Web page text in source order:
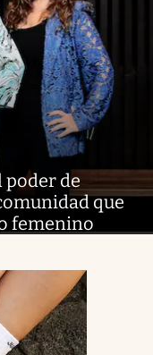
poder de
que
femenino